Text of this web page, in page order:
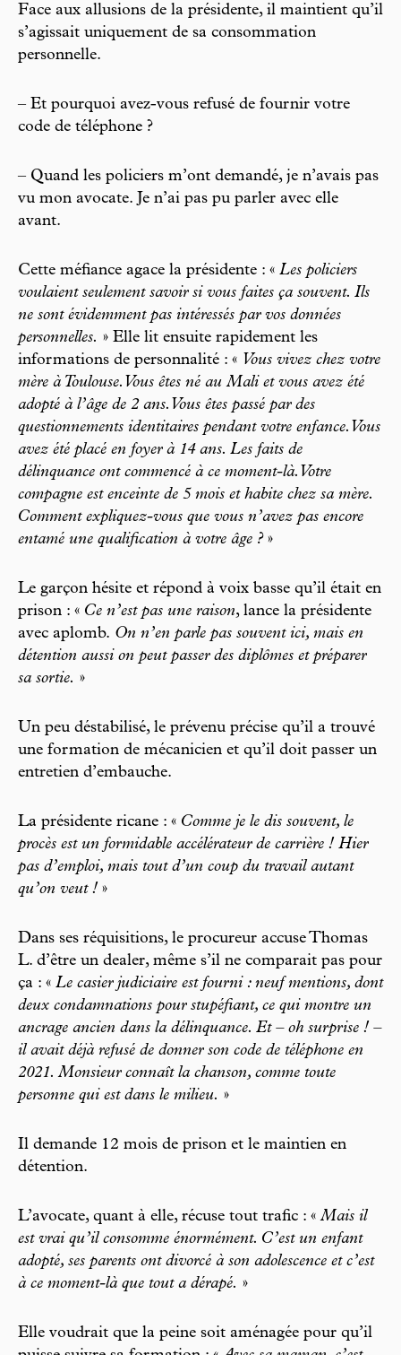
Face aux allusions de la présidente, il maintient qu’il
s’agissait uniquement de sa consommation
personnelle.
– Et pourquoi avez-vous refusé de fournir votre
code de téléphone ?
– Quand les policiers m’ont demandé, je n’avais pas
vu mon avocate. Je n’ai pas pu parler avec elle
avant.
Cette méfiance agace la présidente : « Les policiers
voulaient seulement savoir si vous faites ça souvent. Ils
ne sont évidemment pas intéressés par vos données
personnelles. » Elle lit ensuite rapidement les
informations de personnalité : « Vous vivez chez votre
mère à Toulouse. Vous êtes né au Mali et vous avez été
adopté à l’âge de 2 ans. Vous êtes passé par des
questionnements identitaires pendant votre enfance. Vous
avez été placé en foyer à 14 ans. Les faits de
délinquance ont commencé à ce moment-là. Votre
compagne est enceinte de 5 mois et habite chez sa mère.
Comment expliquez-vous que vous n’avez pas encore
entamé une qualification à votre âge ?»
Le garçon hésite et répond à voix basse qu’il était en
prison : « Ce n’est pas une raison, lance la présidente
avec aplomb. On n’en parle pas souvent ici, mais en
détention aussi on peut passer des diplômes et préparer
sa sortie. »
Un peu déstabilisé, le prévenu précise qu’il a trouvé
une formation de mécanicien et qu’il doit passer un
entretien d’embauche.
La présidente ricane : « Comme je le dis souvent, le
procès est un formidable accélérateur de carrière ! Hier
pas d’emploi, mais tout d’un coup du travail autant
qu’on veut ! »
Dans ses réquisitions, le procureur accuse Thomas
L. d’être un dealer, même s’il ne comparait pas pour
ça : « Le casier judiciaire est fourni : neuf mentions, dont
deux condamnations pour stupéfiant, ce qui montre un
ancrage ancien dans la délinquance. Et – oh surprise ! –
il avait déjà refusé de donner son code de téléphone en
2021. Monsieur connaît la chanson, comme toute
personne qui est dans le milieu. »
Il demande 12 mois de prison et le maintien en
détention.
L’avocate, quant à elle, récuse tout trafic : «Mais il
est vrai qu’il consomme énormément. C’est un enfant
adopté, ses parents ont divorcé à son adolescence et c’est
à ce moment-là que tout a dérapé. »
Elle voudrait que la peine soit aménagée pour qu’il